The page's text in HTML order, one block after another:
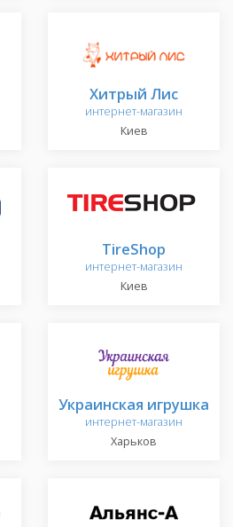
Хитрый Лис
интернет-магазин
Киев
TireShop
интернет-магазин
Киев
Украинская игрушка
интернет-магазин
Харьков